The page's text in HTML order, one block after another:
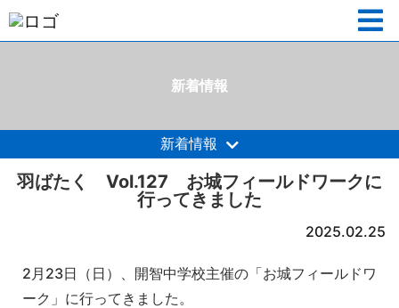
新着情報
新着情報
羽ばたく Vol.127 お城フィールドワークに
行ってきました
2025.02.25
2月23日（日）、開智中学校主催の「お城フィールドワ
ーク」に行ってきました。